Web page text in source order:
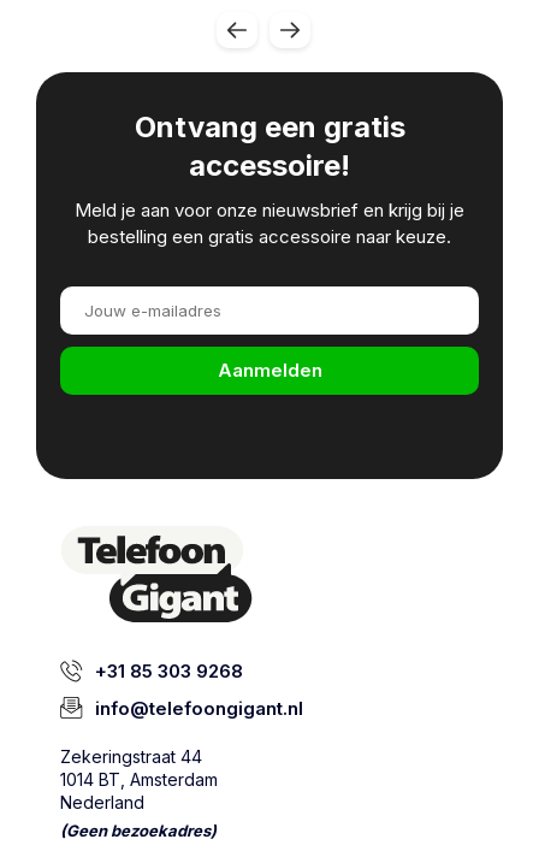
Ontvang een gratis
accessoire!
Meld je aan voor onze nieuwsbrief en krijg bij je
bestelling een gratis accessoire naar keuze.
Aanmelden
+31 85 303 9268
info@telefoongigant.nl
Zekeringstraat 44
1014 BT, Amsterdam
Nederland
(Geen bezoekadres)